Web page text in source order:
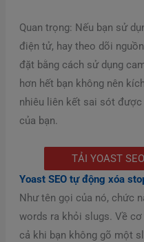
Quan trọng: Nếu bạn sử
điện tử, hay theo dõi
đặt bằng cách sử dụng
hơn hết bạn không nên
nhiêu liên kết sai sót
của bạn.
TẢI YOAST
Yoast SEO tự động xóa
Như tên gọi của nó, chức
words ra khỏi slugs. Về
cả khi bạn không gõ một